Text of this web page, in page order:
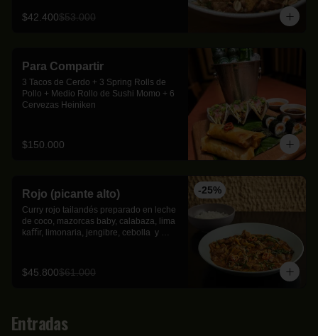
$42.400$53.000
Para Compartir
3 Tacos de Cerdo + 3 Spring Rolls de
Pollo + Medio Rollo de Sushi Momo + 6
Cervezas Heiniken
$150.000
-25%
Rojo (picante alto)
Curry rojo tailandés preparado en leche
de coco, mazorcas baby, calabaza, lima
kaﬃr, limonaria, jengibre, cebolla  y
$45.800$61.000
Entradas